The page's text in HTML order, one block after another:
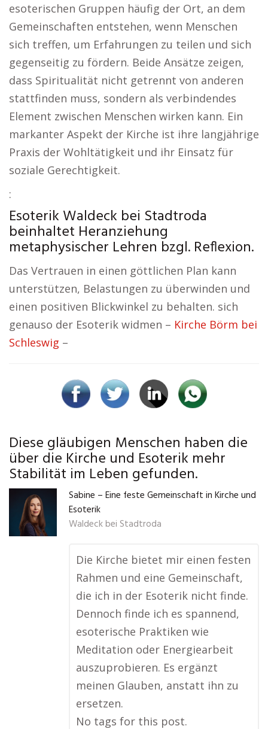
esoterischen Gruppen häufig der Ort, an dem
Gemeinschaften entstehen, wenn Menschen
sich treffen, um Erfahrungen zu teilen und sich
gegenseitig zu fördern. Beide Ansätze zeigen,
dass Spiritualität nicht getrennt von anderen
stattfinden muss, sondern als verbindendes
Element zwischen Menschen wirken kann. Ein
markanter Aspekt der Kirche ist ihre langjährige
Praxis der Wohltätigkeit und ihr Einsatz für
soziale Gerechtigkeit.
:
Esoterik Waldeck bei Stadtroda
beinhaltet Heranziehung
metaphysischer Lehren bzgl. Reflexion.
Das Vertrauen in einen göttlichen Plan kann
unterstützen, Belastungen zu überwinden und
einen positiven Blickwinkel zu behalten. sich
genauso der Esoterik widmen – Kirche Börm bei
Schleswig –
Diese gläubigen Menschen haben die
über die Kirche und Esoterik mehr
Stabilität im Leben gefunden.
Sabine – Eine feste Gemeinschaft in Kirche und
Esoterik
Waldeck bei Stadtroda
Die Kirche bietet mir einen festen
Rahmen und eine Gemeinschaft,
die ich in der Esoterik nicht finde.
Dennoch finde ich es spannend,
esoterische Praktiken wie
Meditation oder Energiearbeit
auszuprobieren. Es ergänzt
meinen Glauben, anstatt ihn zu
ersetzen.
No tags for this post.